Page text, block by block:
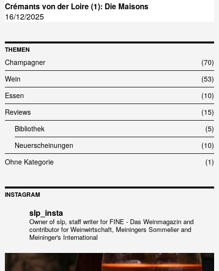
Crémants von der Loire (1): Die Maisons
16/12/2025
THEMEN
Champagner
70
Wein
53
Essen
10
Reviews
15
Bibliothek
5
Neuerscheinungen
10
Ohne Kategorie
1
INSTAGRAM
slp_insta
Owner of slp, staff writer for FINE - Das Weinmagazin and
contributor for Weinwirtschaft, Meiningers Sommelier and
Meininger's International